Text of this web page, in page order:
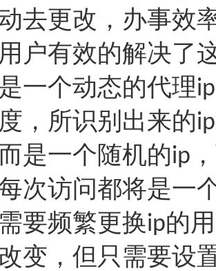
去更改，办事效
户有效的解决了
一个动态的代理ip
，所识别出来的ip
是一个随机的ip
次访问都将是一
要频繁更换ip的
变，但只需要设